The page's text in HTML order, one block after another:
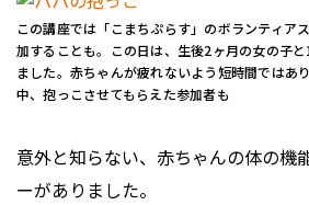
この講座では「こまちぷらす」のボランティア
加することも。この日は、生後2ヶ月の女の子
ました。赤ちゃんが疲れないよう短時間ではあ
中、抱っこさせてもらえた参加者も
意外と知らない、赤ちゃんの体の機
ーがありました。